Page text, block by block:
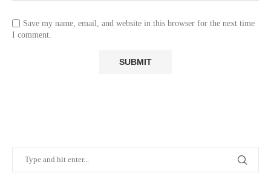
Save my name, email, and website in this browser for the next time
I comment.